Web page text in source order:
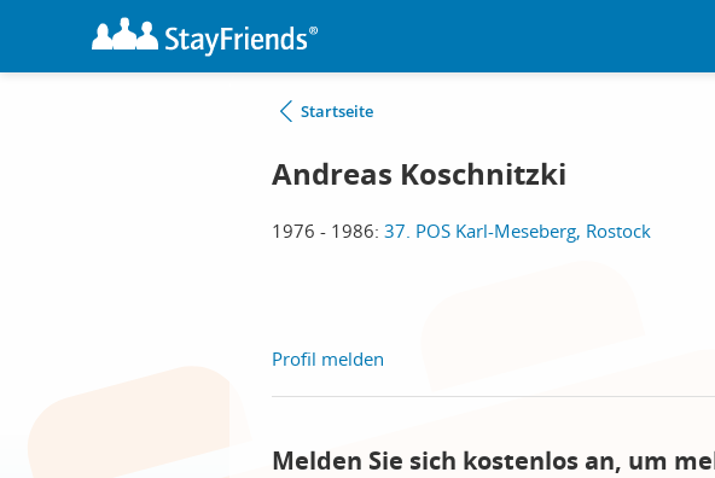
Startseite
Andreas Koschnitzki
1976 - 1986: 37. POS Karl-Meseberg, Rostock
Profil melden
Melden Sie sich kostenlos an, um